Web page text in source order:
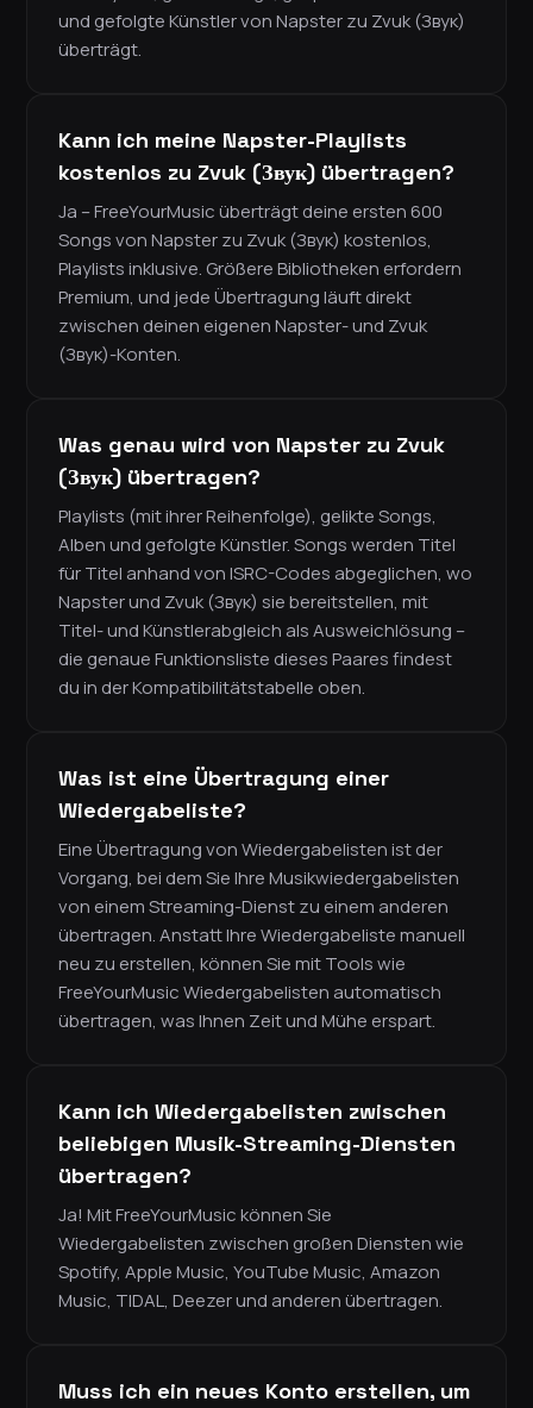
und gefolgte Künstler von Napster zu Zvuk (Звук)
überträgt.
Kann ich meine Napster-Playlists
kostenlos zu Zvuk (Звук) übertragen?
Ja – FreeYourMusic überträgt deine ersten 600
Songs von Napster zu Zvuk (Звук) kostenlos,
Playlists inklusive. Größere Bibliotheken erfordern
Premium, und jede Übertragung läuft direkt
zwischen deinen eigenen Napster- und Zvuk
(Звук)-Konten.
Was genau wird von Napster zu Zvuk
(Звук) übertragen?
Playlists (mit ihrer Reihenfolge), gelikte Songs,
Alben und gefolgte Künstler. Songs werden Titel
für Titel anhand von ISRC-Codes abgeglichen, wo
Napster und Zvuk (Звук) sie bereitstellen, mit
Titel- und Künstlerabgleich als Ausweichlösung –
die genaue Funktionsliste dieses Paares findest
du in der Kompatibilitätstabelle oben.
Was ist eine Übertragung einer
Wiedergabeliste?
Eine Übertragung von Wiedergabelisten ist der
Vorgang, bei dem Sie Ihre Musikwiedergabelisten
von einem Streaming-Dienst zu einem anderen
übertragen. Anstatt Ihre Wiedergabeliste manuell
neu zu erstellen, können Sie mit Tools wie
FreeYourMusic Wiedergabelisten automatisch
übertragen, was Ihnen Zeit und Mühe erspart.
Kann ich Wiedergabelisten zwischen
beliebigen Musik-Streaming-Diensten
übertragen?
Ja! Mit FreeYourMusic können Sie
Wiedergabelisten zwischen großen Diensten wie
Spotify, Apple Music, YouTube Music, Amazon
Music, TIDAL, Deezer und anderen übertragen.
Muss ich ein neues Konto erstellen, um